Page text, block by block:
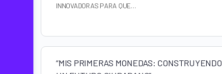
INNOVADORAS PARA QUE…
“MIS PRIMERAS MONEDAS: CONSTRUYENDO